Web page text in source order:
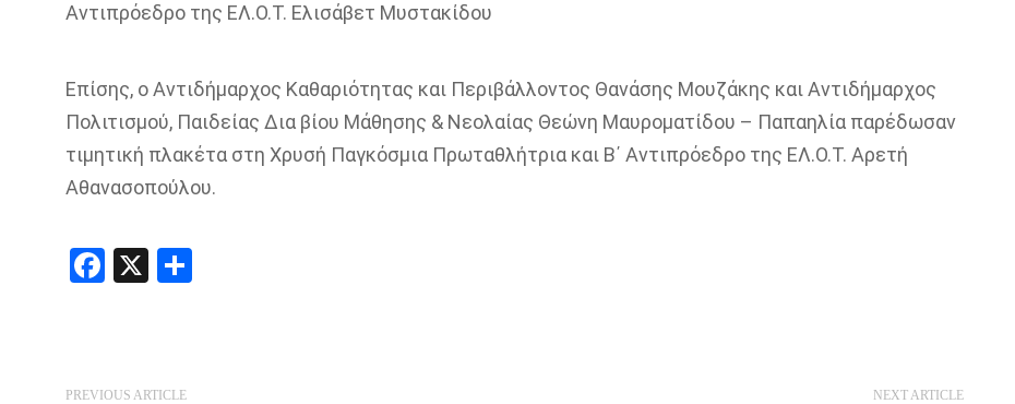
Αντιπρόεδρο της ΕΛ.Ο.Τ. Ελισάβετ Μυστακίδου
Επίσης,ο Αντιδήμαρχος Καθαριότητας και Περιβάλλοντος Θανάσης Μουζάκης και Αντιδήμαρχος
Πολιτισμού, Παιδείας Δια βίου Μάθησης & Νεολαίας Θεώνη Μαυροματίδου – Παπαηλίαπαρέδωσαν
τιμητική πλακέτα στη Χρυσή Παγκόσμια Πρωταθλήτρια και Β΄ Αντιπρόεδρο της ΕΛ.Ο.Τ. Αρετή
Αθανασοπούλου.
Facebook
X
PREVIOUS ARTICLE NEXT ARTICLE